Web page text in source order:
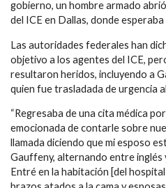
gobierno, un hombre armado
del ICE en Dallas, donde
Las autoridades federales han
objetivo a los agentes del ICE,
resultaron heridos, incluyendo a
quien fue trasladada de urgencia
“Regresaba de una cita médica
emocionada de contarle sobre
llamada diciendo que mi esposo
Gauffeny, alternando entre
Entré en la habitación [del